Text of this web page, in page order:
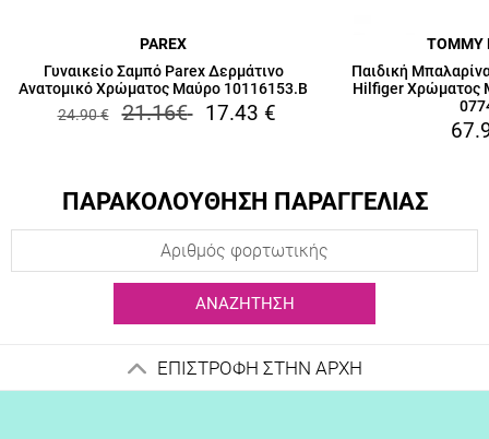
PAREX
Γυναικείο Σαμπό Parex Δερμάτινο
Ανατομικό Χρώματος Μαύρο 10116153.B
24.90€ 21.16€ 17.43 €
TOMMY
Παιδική
Hilfiger Χρώματος
ΠΑΡΑΚΟΛΟΥΘΗΣΗ ΠΑΡΑΓΓΕΛΙΑΣ
ΑΝΑΖΉΤΗΣΗ
ΕΠΙΣΤΡΟΦΗ ΣΤΗΝ ΑΡΧΗ